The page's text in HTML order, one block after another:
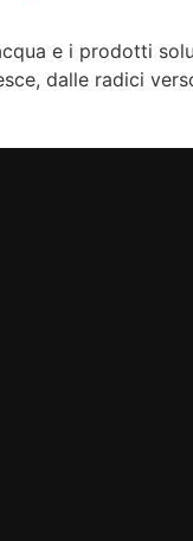
e i prodotti
dalle radici